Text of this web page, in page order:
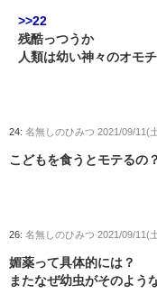
>>22
残酷っつうか
人類は幼い神々のオモ
24: 名無しのひみつ 2021/09/11(
こどもを食うとモテるの？
26: 名無しのひみつ 2021/09/11(
媚薬って具体的には？
またなぜ幼虫がそのよう